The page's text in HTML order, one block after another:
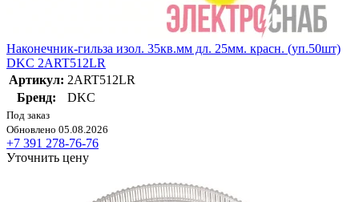
Наконечник-гильза изол. 35кв.мм дл. 25мм. красн. (уп.50шт)
DKC 2ART512LR
Артикул: 2ART512LR
Бренд:
DKC
Под заказ
Обновлено 05.08.2026
+7 391 278-76-76
Уточнить цену